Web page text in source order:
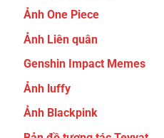
Ảnh One Piece
Ảnh Liên quân
Genshin Impact Memes
Ảnh luffy
Ảnh Blackpink